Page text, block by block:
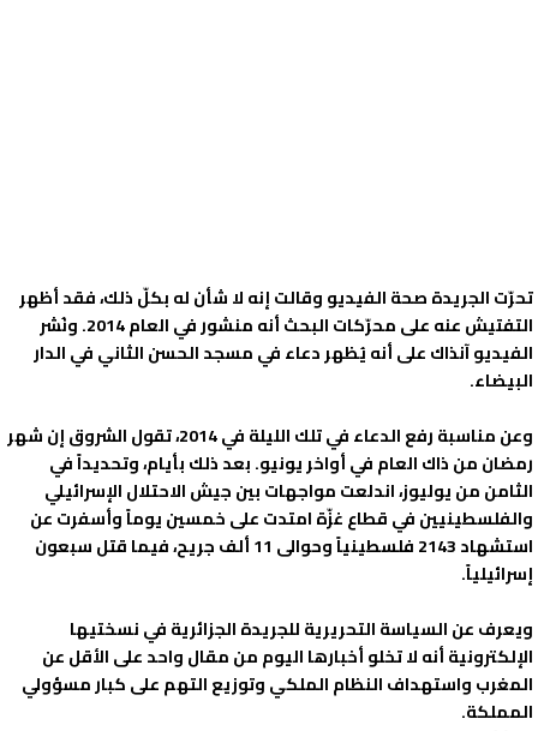
تحرّت الجريدة صحة الفيديو وقالت إنه لا شأن له بكلّ ذلك، فقد أظهر
التفتيش عنه على محرّكات البحث أنه منشور في العام 2014. ونُشر
الفيديو آنذاك على أنه يُظهر دعاء في مسجد الحسن الثاني في الدار
البيضاء.
وعن مناسبة رفع الدعاء في تلك الليلة في 2014، تقول الشروق إن شهر
رمضان من ذاك العام في أواخر يونيو. بعد ذلك بأيام، وتحديداً في
الثامن من يوليوز، اندلعت مواجهات بين جيش الاحتلال الإسرائيلي
والفلسطينيين في قطاع غزّة امتدت على خمسين يوماً وأسفرت عن
استشهاد 2143 فلسطينياً وحوالى 11 ألف جريح، فيما قتل سبعون
إسرائيلياً.
ويعرف عن السياسة التحريرية للجريدة الجزائرية في نسختيها
الإلكترونية أنه لا تخلو أخبارها اليوم من مقال واحد على الأقل عن
المغرب واستهداف النظام الملكي وتوزيع التهم على كبار مسؤولي
المملكة.